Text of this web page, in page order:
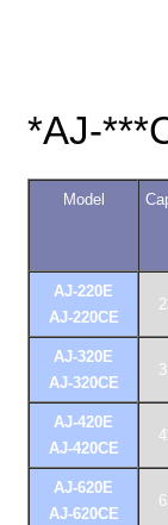
*AJ-
Model
AJ-220E
AJ-220CE
AJ-320E
AJ-320CE
AJ-420E
AJ-420CE
AJ-620E
AJ-620CE